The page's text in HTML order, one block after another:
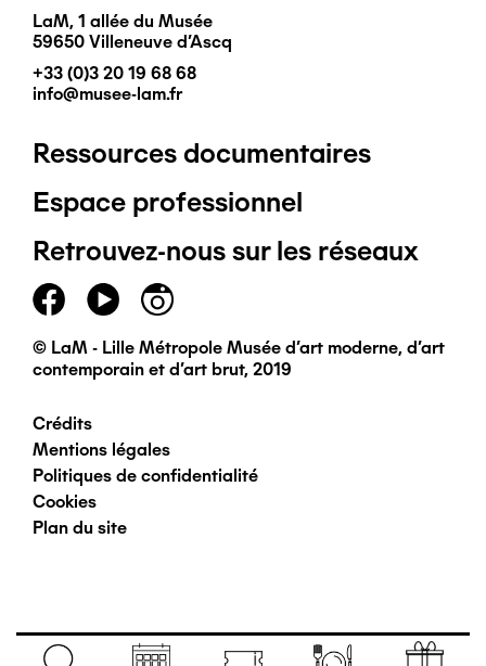
LaM, 1 allée du Musée
59650 Villeneuve d'Ascq
+33 (0)3 20 19 68 68
info@musee-lam.fr
Pied
de
page
principal
Ressources documentaires
Espace professionnel
Retrouvez-nous sur les réseaux
© LaM - Lille Métropole Musée d'art moderne, d'art
contemporain et d'art brut, 2019
Pied
de
page
Crédits
Mentions légales
Politiques de confidentialité
Cookies
Plan du site